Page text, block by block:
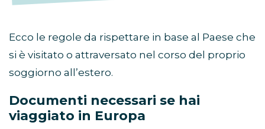
Ecco le regole da rispettare in base al Paese che
si è visitato o attraversato nel corso del proprio
soggiorno all’estero.
Documenti necessari se hai
viaggiato in Europa